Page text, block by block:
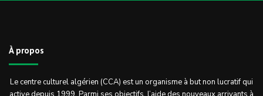
À propos
Le centre culturel algérien (CCA) est un organisme à but non lucratif qui